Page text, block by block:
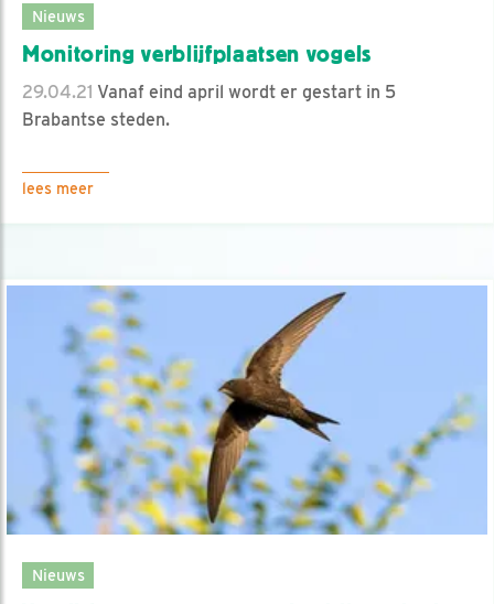
Nieuws
Monitoring verblijfplaatsen vogels
29.04.21 Vanaf eind april wordt er gestart in 5
Brabantse steden.
lees meer
Nieuws